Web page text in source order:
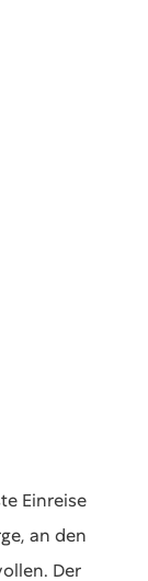
Einreise
an den
Der